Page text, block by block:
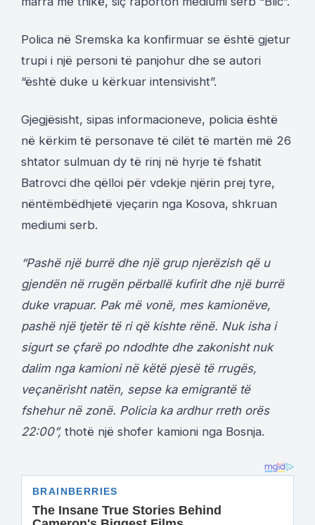
Polica në Sremska ka konfirmuar se është gjetur
trupi i një personi të panjohur dhe se autori
“është duke u kërkuar intensivisht”.
Gjegjësisht, sipas informacioneve, policia është
në kërkim të personave të cilët të martën më 26
shtator sulmuan dy të rinj në hyrje të fshatit
Batrovci dhe qëlloi për vdekje njërin prej tyre,
nëntëmbëdhjetë vjeçarin nga Kosova, shkruan
mediumi serb.
“Pashë një burrë dhe një grup njerëzish që u
gjendën në rrugën përballë kufirit dhe një burrë
duke vrapuar. Pak më vonë, mes kamionëve,
pashë një tjetër të ri që kishte rënë. Nuk isha i
sigurt se çfarë po ndodhte dhe zakonisht nuk
dalim nga kamioni në këtë pjesë të rrugës,
veçanërisht natën, sepse ka emigrantë të
fshehur në zonë. Policia ka ardhur rreth orës
22:00”, thotë një shofer kamioni nga Bosnja.